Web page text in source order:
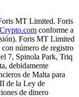
MT Limited. Foris
Crypto.com conforme a
Foris MT Limited
número de registro
7, Spinola Park, Triq
debidamente
de Malta para
de la Ley de
de dinero